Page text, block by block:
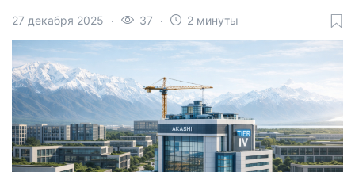
27 декабря 2025 37 2 минуты